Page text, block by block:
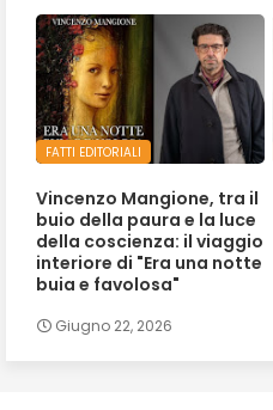
FATTI EDITORIALI
Vincenzo Mangione, tra il
buio della paura e la luce
della coscienza: il viaggio
interiore di "Era una notte
buia e favolosa"
Giugno 22, 2026